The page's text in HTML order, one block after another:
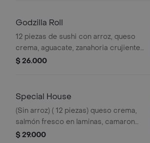
Godzilla Roll
12 piezas de sushi con arroz, queso
crema, aguacate, zanahoria crujiente,
topping de atún, kanikama tempura y
$ 26.000
Special House
(Sin arroz) ( 12 piezas) queso crema,
salmón fresco en laminas, camaron
tempura, palmito, aguacate, cebollin y
$ 29.000